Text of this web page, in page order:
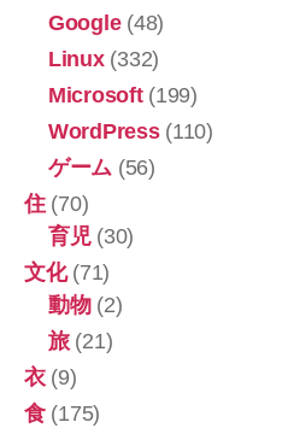
Google(48)
Linux(332)
Microsoft(199)
WordPress(110)
ゲーム (56)
住(70)
育児(30)
文化(71)
動物(2)
旅(21)
衣(9)
食(175)